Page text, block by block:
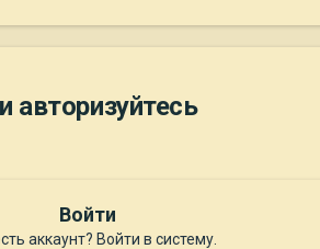
авторизуйтесь
Войти
аккаунт? Войти в систему.